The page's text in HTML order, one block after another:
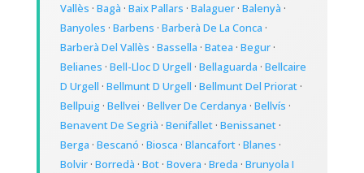
Vallès · Bagà · Baix Pallars · Balaguer· Balenyà ·
Banyoles · Barbens · Barberà De La Conca ·
Barberà Del Vallès · Bassella · Batea · Begur·
Belianes · Bell-Lloc D Urgell · Bellaguarda · Bellcaire
D Urgell · Bellmunt D Urgell · Bellmunt Del Priorat·
Bellpuig· Bellvei · Bellver De Cerdanya · Bellvís ·
Benavent De Segrià · Benifallet· Benissanet·
Berga · Bescanó · Biosca · Blancafort· Blanes ·
Bolvir· Borredà · Bot· Bovera · Breda · Brunyola I